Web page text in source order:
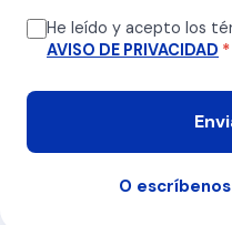
He leído y acepto los
AVISO DE PRIVACIDAD *
O